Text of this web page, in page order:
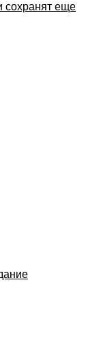
сохранят еще